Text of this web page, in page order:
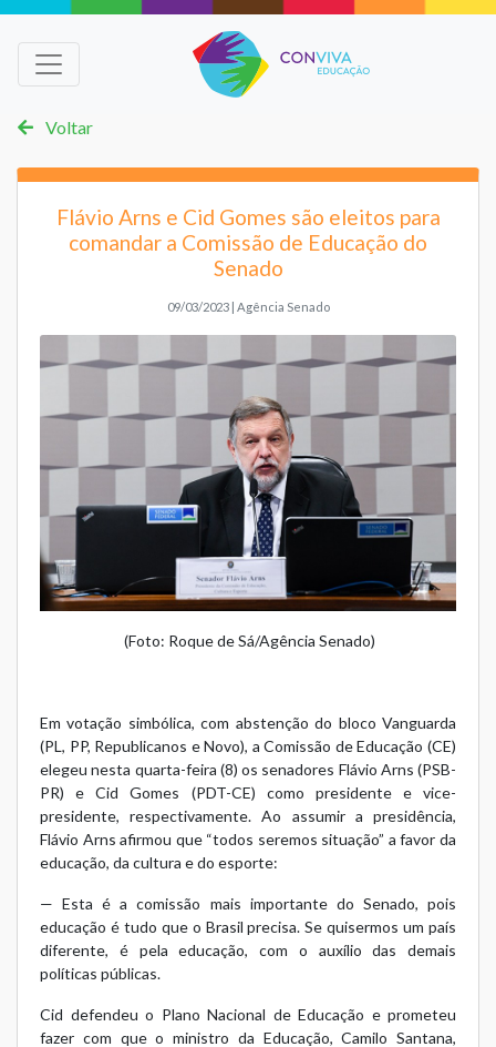
Voltar
Flávio Arns e Cid Gomes são eleitos para
comandar a Comissão de Educação do
Senado
09/03/2023 | Agência Senado
(Foto: Roque de Sá/Agência Senado)
Em votação simbólica, com abstenção do bloco Vanguarda
(PL, PP, Republicanos e Novo), a Comissão de Educação (CE)
elegeu nesta quarta-feira (8) os senadores Flávio Arns (PSB-
PR) e Cid Gomes (PDT-CE) como presidente e vice-
presidente, respectivamente. Ao assumir a presidência,
Flávio Arns afirmou que “todos seremos situação” a favor da
educação, da cultura e do esporte:
— Esta é a comissão mais importante do Senado, pois
educação é tudo que o Brasil precisa. Se quisermos um país
diferente, é pela educação, com o auxílio das demais
políticas públicas.
Cid defendeu o Plano Nacional de Educação e prometeu
fazer com que o ministro da Educação, Camilo Santana,